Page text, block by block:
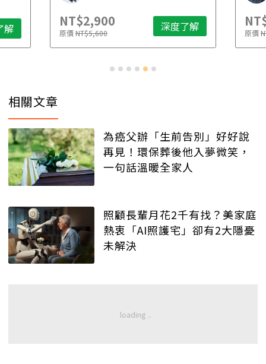
解 NT$2,900
原價NT$5,600 深度了解 原價
相關文章
為癌父辦「生前告別」好好說
再見！環保葬後他入夢微笑，
一句話溫暖全家人
照顧長輩月花2千有找？美家庭
熱衷「AI照護宅」卻有2大隱憂
未解決